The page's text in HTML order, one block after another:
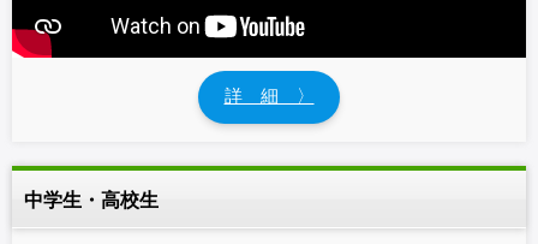
詳 細 〉
中学生・高校生